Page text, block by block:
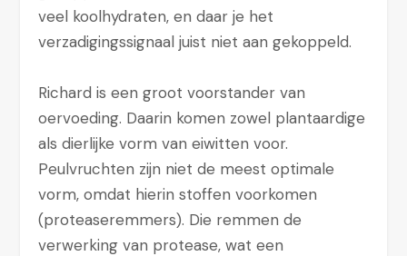
veel koolhydraten, en daar je het
verzadigingssignaal juist niet aan gekoppeld.
Richard is een groot voorstander van
oervoeding. Daarin komen zowel plantaardige
als dierlijke vorm van eiwitten voor.
Peulvruchten zijn niet de meest optimale
vorm, omdat hierin stoffen voorkomen
(proteaseremmers). Die remmen de
verwerking van protease, wat een